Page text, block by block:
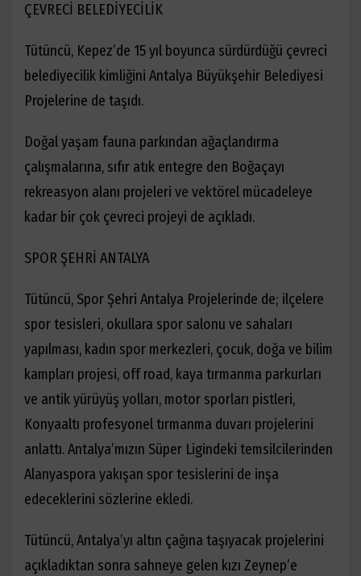
ÇEVRECİ BELEDİYECİLİK
Tütüncü, Kepez’de 15 yıl boyunca sürdürdüğü çevreci
belediyecilik kimliğini Antalya Büyükşehir Belediyesi
Projelerine de taşıdı.
Doğal yaşam fauna parkından ağaçlandırma
çalışmalarına, sıfır atık entegre den Boğaçayı
rekreasyon alanı projeleri ve vektörel mücadeleye
kadar bir çok çevreci projeyi de açıkladı.
SPOR ŞEHRİ ANTALYA
Tütüncü, Spor Şehri Antalya Projelerinde de; ilçelere
spor tesisleri, okullara spor salonu ve sahaları
yapılması, kadın spor merkezleri, çocuk, doğa ve bilim
kampları projesi, off road, kaya tırmanma parkurları
ve antik yürüyüş yolları, motor sporları pistleri,
Konyaaltı profesyonel tırmanma duvarı projelerini
anlattı. Antalya’mızın Süper Ligindeki temsilcilerinden
Alanyaspora yakışan spor tesislerini de inşa
edeceklerini sözlerine ekledi.
Tütüncü, Antalya’yı altın çağına taşıyacak projelerini
açıkladıktan sonra sahneye gelen kızı Zeynep’e